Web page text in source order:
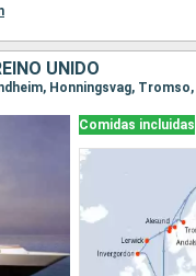
UNIDO
Comidas incluidas